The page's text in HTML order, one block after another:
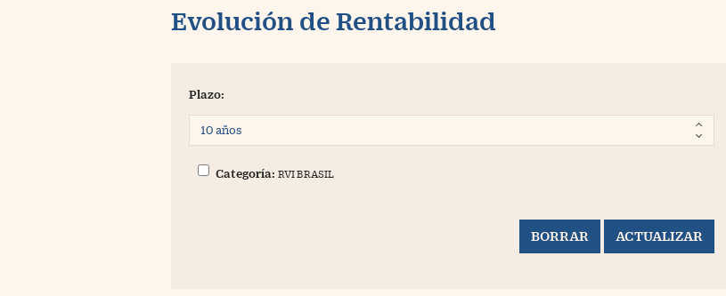
Evolución de Rentabilidad
Plazo:
Categoría: RVI BRASIL